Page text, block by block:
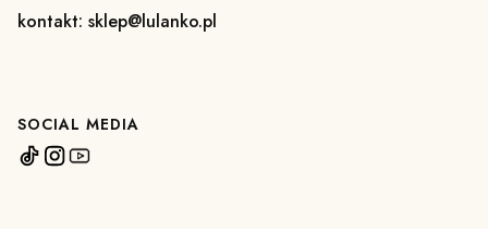
kontakt: sklep@lulanko.pl
SOCIAL MEDIA